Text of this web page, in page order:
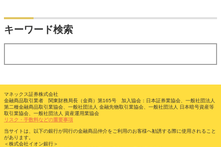
キーワード検索
マネックス証券株式会社
金融商品取引業者 関東財務局長（金商）第165号 加入協会：日本証券業協会、一般社団法人
第二種金融商品取引業協会、一般社団法人 金融先物取引業協会、一般社団法人 日本暗号資産等
取引業協会、一般社団法人 資産運用業協会
リスク・手数料などの重要事項
当サイトは、以下の銀行が同行の金融商品仲介をご利用のお客様へ勧誘する際に使用されること
があります。
＜株式会社イオン銀行＞